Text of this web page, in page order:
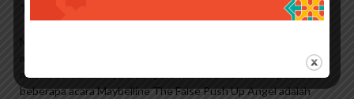
Total Temptation Waterproof Mascara.
Maskara 3-in-1 ini memiliki tiga fungsi sekaligus yaitu
menebalkan, memanjangkan dan melentikkan bulu mata. Fungsi
maskara ini umumnya dicari para wanita untuk riasan pesta dan
beberapa acara Maybelline The False Push Up Angel adalah